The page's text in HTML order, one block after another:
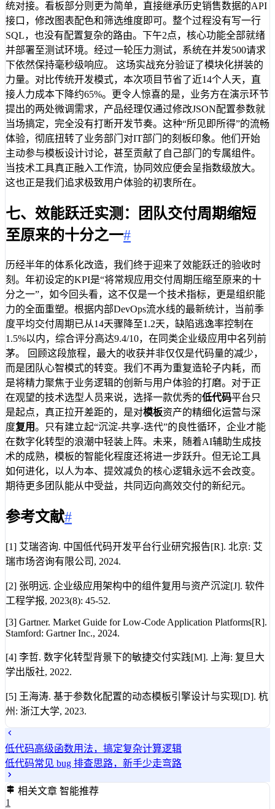
统对接。看板部分则更为简单，直接继承历史销售数据的API
接口，修改图表配色和筛选维度即可。整个过程没有写一行
SQL，也没有配置复杂的路由。下午2点，核心功能全部就绪
并部署至测试环境。经过一轮压力测试，系统在并发500请求
下依然保持毫秒级响应。 这场实战充分验证了模块化拼装的
力量。对比传统开发模式，本次项目节省了近14个人天，直
接人力成本下降约65%。更令人惊喜的是，业务方在演示环节
提出的两处微调需求，产品经理仅通过修改JSON配置参数就
当场搞定，完全没有打断开发节奏。这种“所见即所得”的流畅
体验，彻底扭转了业务部门对IT部门的刻板印象。他们开始
主动参与模板设计讨论，甚至贡献了自己部门的专属组件。
当技术工具真正融入工作流，协同效应便会呈指数级放大。
这也正是我们追求极致用户体验的初衷所在。
七、效能跃迁实测：团队交付周期缩短
至原来的十分之一#
历经半年的体系化改造，我们终于迎来了效能跃迁的验收时
刻。年初设定的KPI是“将常规应用交付周期压缩至原来的十
分之一”，如今回头看，这不仅是一个技术指标，更是组织能
力的全面重塑。根据内部DevOps流水线的最新统计，当前季
度平均交付周期已从14天骤降至1.2天，缺陷逃逸率控制在
1.5%以内，综合评分高达9.4/10，在同类企业级应用中名列前
茅。 回顾这段旅程，最大的收获并非仅仅是代码量的减少，
而是团队心智模式的转变。我们不再为重复造轮子内耗，而
是将精力聚焦于业务逻辑的创新与用户体验的打磨。对于正
在观望的技术选型人员来说，选择一款优秀的低代码平台只
是起点，真正拉开差距的，是对模板资产的精细化运营与深
度复用。只有建立起“沉淀-共享-迭代”的良性循环，企业才能
在数字化转型的浪潮中轻装上阵。未来，随着AI辅助生成技
术的成熟，模板的智能化程度还将进一步跃升。但无论工具
如何进化，以人为本、提效减负的核心逻辑永远不会改变。
期待更多团队能从中受益，共同迈向高效交付的新纪元。
参考文献#
[1] 艾瑞咨询. 中国低代码开发平台行业研究报告[R]. 北京: 艾
瑞市场咨询有限公司, 2024.
[2] 张明远. 企业级应用架构中的组件复用与资产沉淀[J]. 软件
工程学报, 2023(8): 45-52.
[3] Gartner. Market Guide for Low-Code Application Platforms[R].
Stamford: Gartner Inc., 2024.
[4] 李哲. 数字化转型背景下的敏捷交付实践[M]. 上海: 复旦大
学出版社, 2022.
[5] 王海涛. 基于参数化配置的动态模板引擎设计与实现[D]. 杭
州: 浙江大学, 2023.
低代码高级函数用法，搞定复杂计算逻辑
低代码常见 bug 排查思路，新手少走弯路
相关文章 智能推荐
1